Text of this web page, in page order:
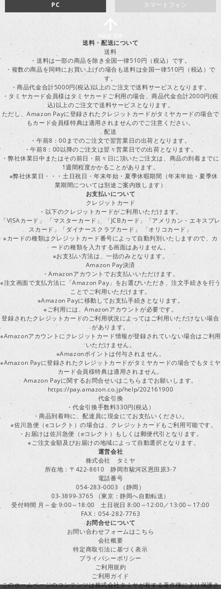
スマートフォン
PC
送料・配送について
送料
・送料は一部の商品を除き全国一律510円（税込）です。
・複数の商品を同時にお買い上げの場合も送料は全国一律510円（税込）で
す。
・商品代金合計5000円(税込)以上のご注文で送料サービスとなります。
・タミヤカード会員様はタミヤカードご利用の場合、商品代金合計2000円(税
込)以上のご注文で送料サービスとなります。
ただし、Amazon Payに登録されたクレジットカードがタミヤカードの場合で
もカード会員様特典は適用されませんのでご注意ください。
配送
・午前8：00までのご注文で翌営業日の出荷となります。
・午前8：00以降のご注文は翌々営業日での出荷となります。
・弊社休業日中またはその前日・前々日に頂いたご注文は、商品の到着までに
1週間程度かかることがあります。
※弊社休業日・・・土日祝日・年末年始・夏季休暇期間（年末年始・夏季休
業期間については別途ご案内致します）
お支払いについて
クレジットカード
・以下のクレジットカードがご利用いただけます。
「VISAカード」 「マスターカード」 「JCBカード」「アメリカン・エキスプレ
スカード」「ダイナースクラブカード」 「オリコカード」
※カードの種類はクレジットカード番号によって自動判別いたしますので、カ
ードの種類を入力する画面はありません。
※お支払い方法は、一括のみとなります。
Amazon Pay決済
・Amazonアカウントでお支払いいただけます。
※注文画面で支払方法に「Amazon Pay」をお選びいただき、注文手続きを行う
ことでご利用いただけます。
※Amazon Payに移動してお支払手続きとなります。
※ご利用には、Amazonアカウントが必要です。
登録されたクレジットカードのご利用状況によってはご利用いただけない場合
があります。
※Amazonアカウントにクレジットカード情報が登録されていない場合はご利用
いただけません。
※Amazonポイントは付与されません。
※Amazon Payに登録されたクレジットカードがタミヤカードの場合でもタミヤ
カード会員様特典は適用されません。
Amazon Payに関するお問合せいはこちらまでお願いします。
https://pay.amazon.co.jp/help/202161900
代金引換
・代金引換手数料330円(税込）
・商品到着時に、配達員に現金にてお支払いください。
※佐川急便（eコレクト）の場合は、クレジットカードもご利用可能です。
・お届けは佐川急便（eコレクト）もしくは郵便代引となります。
※ご注文金額及びお届けの地域によって自動選択となります。
運営会社
株式会社 タミヤ
所在地：〒422-8610 静岡市駿河区恩田原3-7
電話番号
054-283-0003 （静岡）
03-3899-3765 （東京：静岡へ自動転送）
受付時間 月～金 9:00～18:00 土日祝日 8:00～12:00／13:00～17:00
FAX：054-282-7763
お問合せについて
お問い合わせフォームはこちら
会社概要
特定商取引法に基づく表示
プライバシーポリシー
ご利用規約
ご利用ガイド
このホームページのコンテンツは株式会社タミヤが有する著作権により保護さ